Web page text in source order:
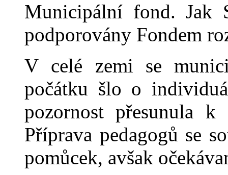
Municipální fond. Jak
podporovány Fondem
V celé zemi se
počátku šlo o
pozornost přesunula
Příprava pedagogů se so
pomůcek, avšak